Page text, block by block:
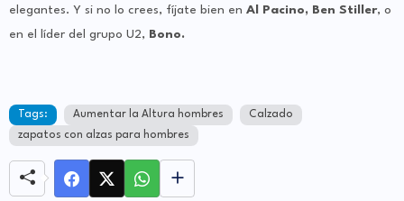
elegantes. Y si no lo crees, fíjate bien en Al Pacino, Ben Stiller, o
en el líder del grupo U2, Bono.
Tags: Aumentar la Altura hombres
Calzado
zapatos con alzas para hombres